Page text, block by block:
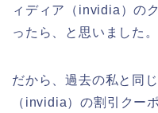
ィディア（invidia）の
ったら、と思いました。
だから、過去の私と同
（invidia）の割引クー